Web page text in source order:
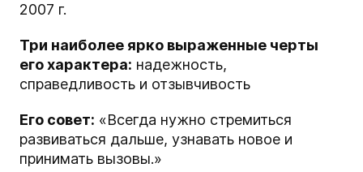
2007 г.
Три наиболее ярко выраженные черты
его характера: надежность,
справедливость и отзывчивость
Его совет: «Всегда нужно стремиться
развиваться дальше, узнавать новое и
принимать вызовы.»